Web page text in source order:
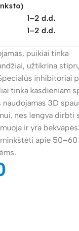
1–2 d.d.
1–2 d.d.
puikiai tinka
užtikrina
inhibitoriai
tinka kasdieniam
3D
nes lengva dirbti
ir yra
apie 50–60